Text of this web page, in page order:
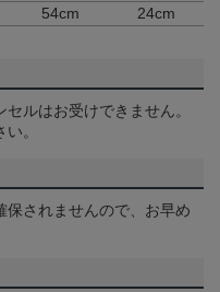
54cm 24cm
ルはお受けできません。
。
保されませんので、お早め